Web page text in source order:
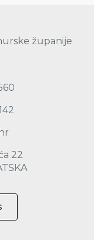
županije
22